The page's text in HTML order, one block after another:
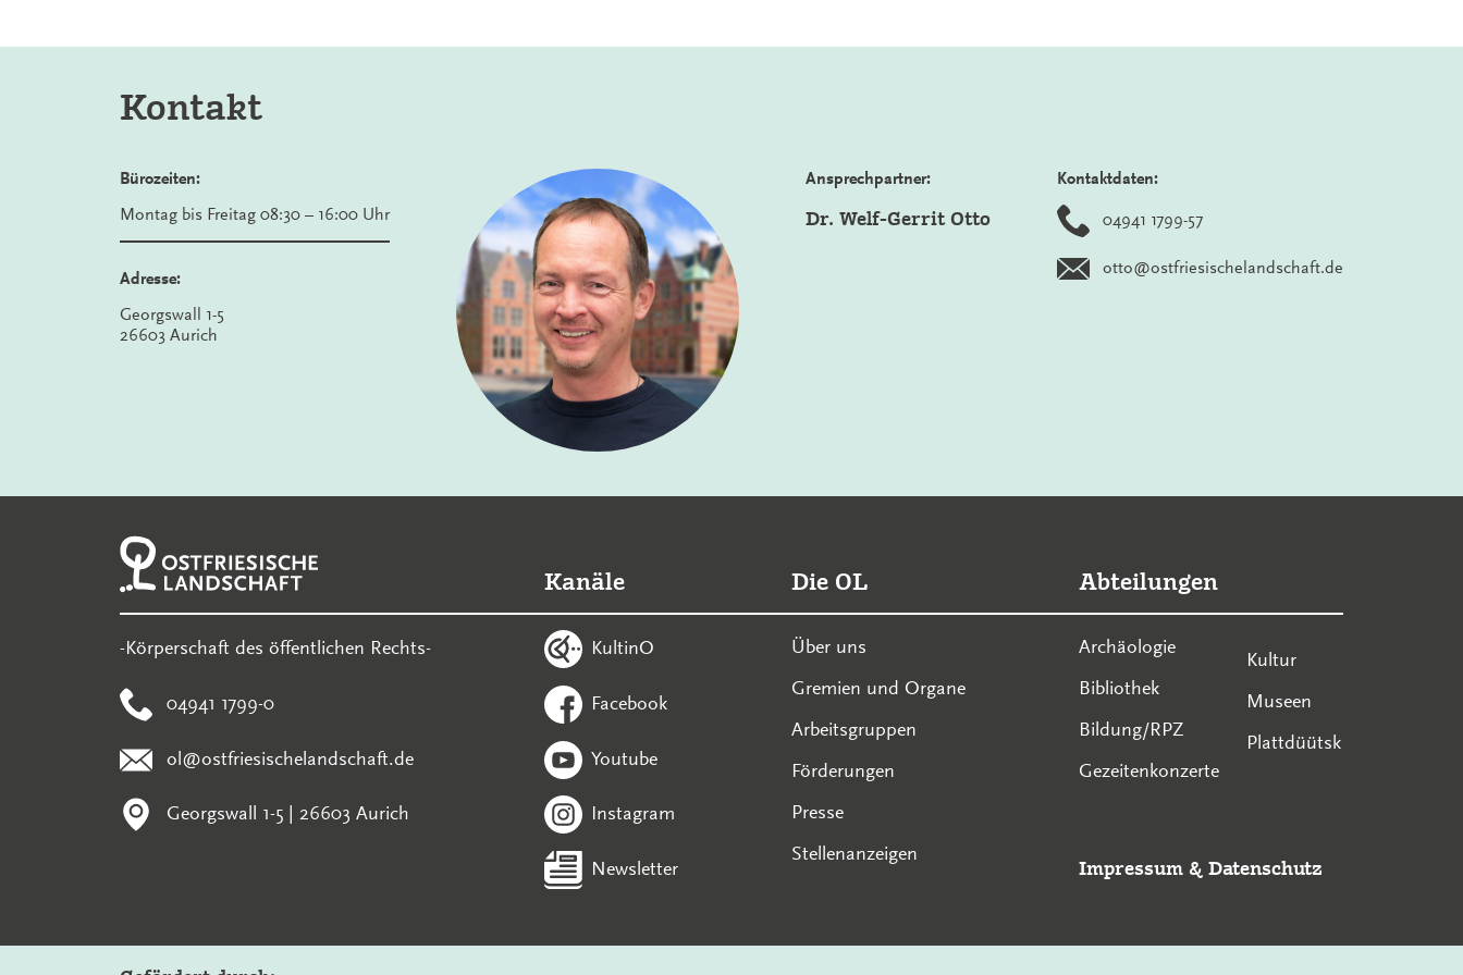
Kontakt
Bürozeiten:
Montag bis Freitag 08:30 – 16:00 Uhr
Adresse:
Georgswall 1-5
26603 Aurich
Ansprechpartner:
Dr. Welf-Gerrit Otto
Kontaktdaten:
04941 1799-57
otto@ostfriesischelandschaft.de
-Körperschaft des öffentlichen Rechts-
04941 1799-0
ol@ostfriesischelandschaft.de
Georgswall 1-5 | 26603 Aurich
Kanäle
KultinO
Facebook
Youtube
Instagram
Newsletter
Die OL
Über uns
Gremien und Organe
Arbeitsgruppen
Förderungen
Presse
Stellenanzeigen
Abteilungen
Archäologie
Bibliothek
Bildung/RPZ
Gezeitenkonzerte
Kultur
Museen
Plattdüütsk
Impressum & Datenschutz